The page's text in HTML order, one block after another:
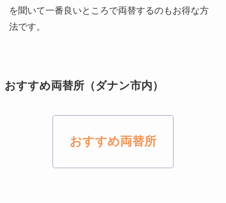
を聞いて一番良いところで両替するのもお得な方
法です。
おすすめ両替所（ダナン市内）
おすすめ両替所